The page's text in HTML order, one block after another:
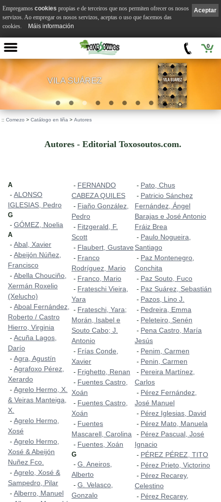
0
VILA SUÁREZ
:: Comezo > Catálogo en liña > Autores
Autores - Editorial Toxosoutos.com.
A
- ALONSO
IGLESIAS, Pedro
G
- GÓMEZ, Noelia
A
- Abal, Xavier
- Abeijón Núñez,
Francisco
- Abella Chouciño,
Xermán Roxelio
(Xelucho)
- Aboal Fernández,
Roberto / Castro
Hierro, Virginia
- Acuña Lagos,
Darío
- Agra, Agustín
- Agrafoxo Pérez,
Xerardo
- Agrelo Hermo, X.
& Veiras Manteiga,
X.
- Agrelo Hermo,
Xosé
- Agrelo Hermo,
Xosé & Abeijón
Nuñez Fco.
- Agrelo, Xosé &
Sampedro, Pilar
- Alberro, Manuel
- FERNANDO
CABEZA QUILES
- Fiaño González,
Pedro
- Fitzgerald, F.
Scott
- Flaubert, Gustave
- Franco
Rodríguez, Mario
- Franco, Mario
- Frateschi Vieira,
Yara
- Frateschi, Yara;
Morán, Isabel e
Souto Cabo; J.
Antonio
- Frías Conde,
Xavier
- Frighetto, Renan
- Fuentes Castro,
Xoán
- Fuentes Castro,
Xoán
- Fuentes
Mascarell, Carolina
- Fuentes, Xoán
G
- G. Aneiros,
Alberto
- G. Velasco,
Gonzalo
- Pato, Chus
- Patricio Sánchez
Fernández, Ángel
Barajas e José Antonio
Fráiz Brea
- Paulo Nogueira,
Santiago
- Paz Montenegro,
Conchita
- Paz Souto, Fuco
- Paz Suárez, Sebastián
- Pazos, Lino J.
- Pedreira, Emma
- Peleteiro, Senén
- Pena Castro, María
Jesús
- Penim, Carmen
- Penin, Carmen
- Pereira Martínez,
Carlos
- Pérez Fernández,
José Manuel
- Pérez Iglesias, David
- Pérez Mato, Manuela
- Pérez Pascual, José
Ignacio
- PÉREZ PÉREZ, TITO
- Pérez Prieto, Victorino
- Pérez Recarey,
Celestino
- Pérez Recarey,
Aceptar
Empregamos cookies propias e de terceiros que nos permiten ofrecer os nosos
servizos. Ao empregar os nosos servizos, aceptas o uso que facemos das
cookies.
Máis información